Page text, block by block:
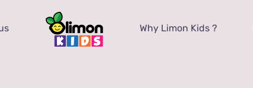
Why Limon Kids ?